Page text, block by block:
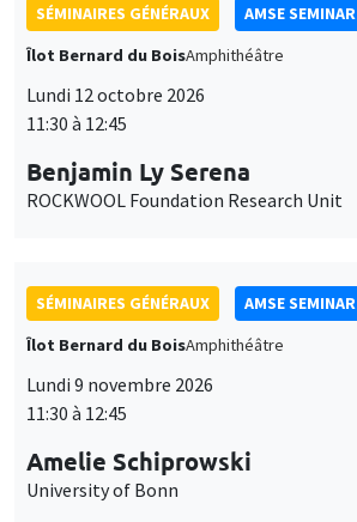
SÉMINAIRES GÉNÉRAUX
AMSE SEMINAR
Îlot Bernard du BoisAmphithéâtre
Lundi 12 octobre 2026
11:30 à 12:45
Benjamin Ly Serena
ROCKWOOL Foundation Research Unit
SÉMINAIRES GÉNÉRAUX
AMSE SEMINAR
Îlot Bernard du BoisAmphithéâtre
Lundi 9 novembre 2026
11:30 à 12:45
Amelie Schiprowski
University of Bonn